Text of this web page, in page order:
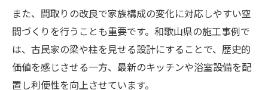
また、間取りの改良で家族構成の変化に対応しやすい空
間づくりを行うことも重要です。和歌山県の施工事例で
は、古民家の梁や柱を見せる設計にすることで、歴史的
価値を感じさせる一方、最新のキッチンや浴室設備を配
置し利便性を向上させています。